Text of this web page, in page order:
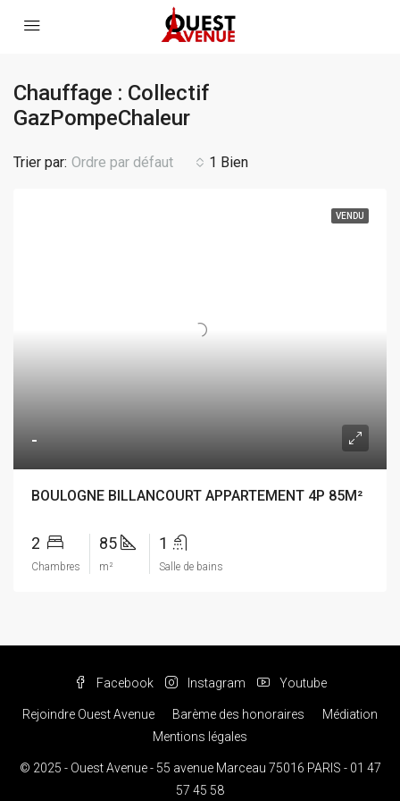
Chauffage : Collectif
GazPompeChaleur
1 Bien
Trier par: Ordre par défaut
VENDU
-
BOULOGNE BILLANCOURT APPARTEMENT 4P 85M²
2
Chambres
85
m²
1
Salle de bains
Facebook Instagram Youtube
Rejoindre Ouest Avenue Barème des honoraires
Médiation
Mentions légales
© 2025 - Ouest Avenue - 55 avenue Marceau 75016 PARIS - 01 47
57 45 58